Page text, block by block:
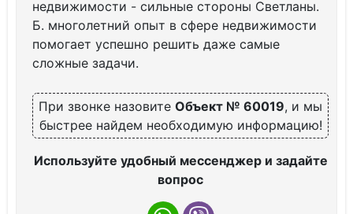
недвижимости - сильные стороны Светланы.
Б. многолетний опыт в сфере недвижимости
помогает успешно решить даже самые
сложные задачи.
При звонке назовите Объект № 60019, и мы
быстрее найдем необходимую информацию!
Используйте удобный мессенджер и задайте
вопрос